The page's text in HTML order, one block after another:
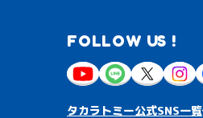
FOLLOW US !
タカラトミー公式SNS一覧